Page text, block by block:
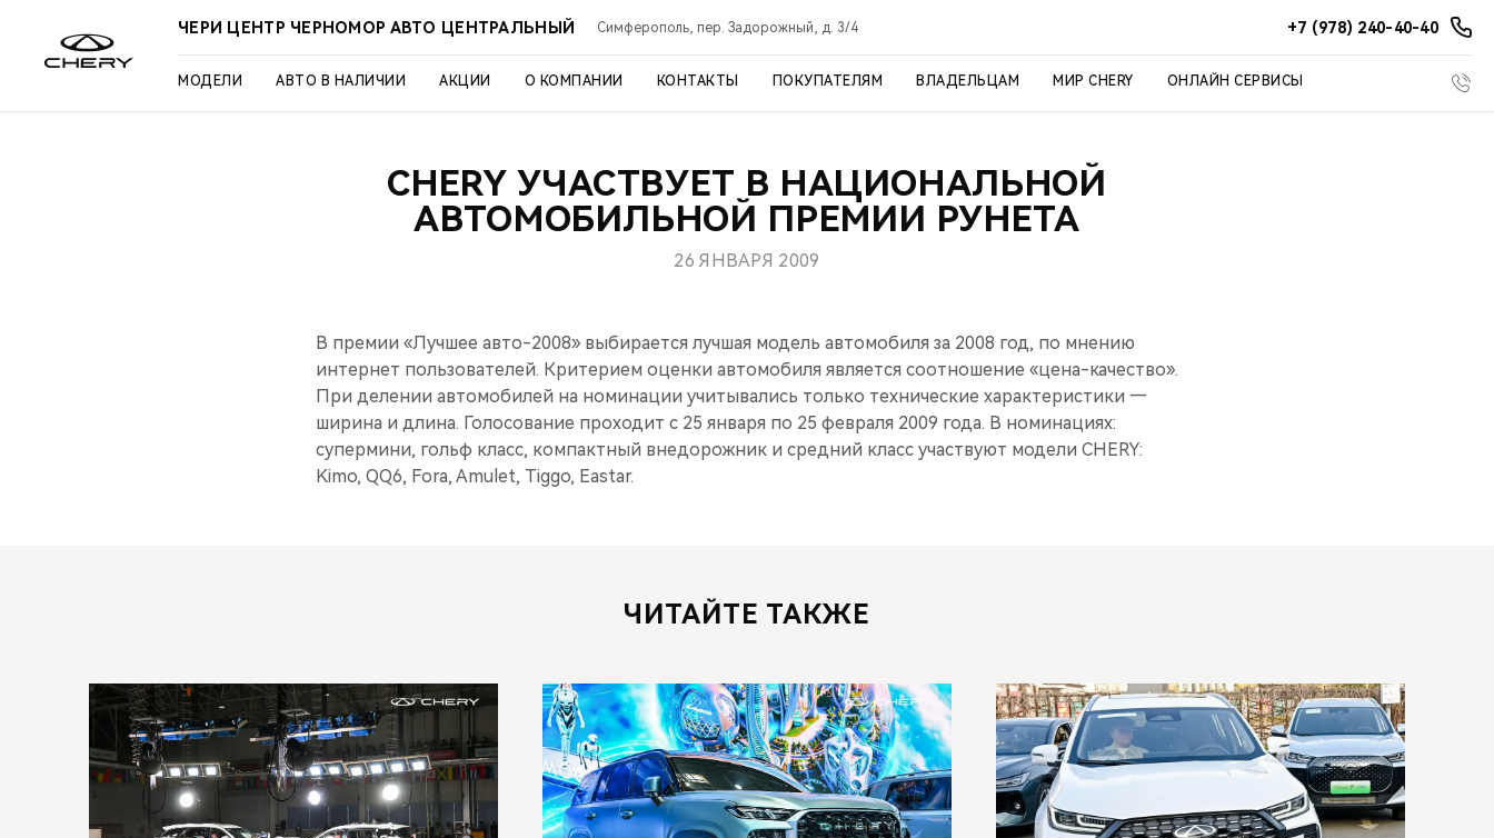
ЧЕРИ ЦЕНТР ЧЕРНОМОР АВТО ЦЕНТРАЛЬНЫЙ Симферополь, пер. Задорожный, д. 3/4 +7 (978) 240-40-40
МОДЕЛИ АВТО В НАЛИЧИИ АКЦИИ О КОМПАНИИ КОНТАКТЫ ПОКУПАТЕЛЯМ ВЛАДЕЛЬЦАМ МИР CHERY ОНЛАЙН СЕРВИСЫ
CHERY УЧАСТВУЕТ В НАЦИОНАЛЬНОЙ
АВТОМОБИЛЬНОЙ ПРЕМИИ РУНЕТА
26 ЯНВАРЯ 2009
В премии «Лучшее авто-2008» выбирается лучшая модель автомобиля за 2008 год, по мнению
интернет пользователей. Критерием оценки автомобиля является соотношение «цена-качество».
При делении автомобилей на номинации учитывались только технические характеристики —
ширина и длина. Голосование проходит с 25 января по 25 февраля 2009 года. В номинациях:
супермини, гольф класс, компактный внедорожник и средний класс участвуют модели CHERY:
Kimo, QQ6, Fora, Amulet, Tiggo, Eastar.
ЧИТАЙТЕ ТАКЖЕ